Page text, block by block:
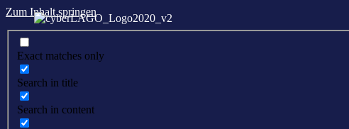
Zum Inhalt springen
Exact matches only
Search in title
Search in content